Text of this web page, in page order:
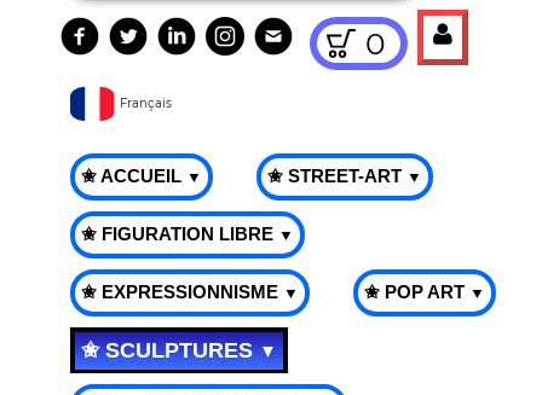
0
Français
✬ ACCUEIL ▼ ✬ STREET-ART ▼
✬ FIGURATION LIBRE ▼
✬ EXPRESSIONNISME ▼ ✬ POP ART ▼
✬ SCULPTURES▼